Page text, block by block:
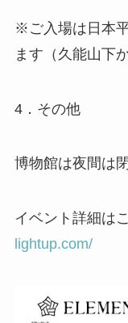
※ご入場は日本
ます（久能山下
4．その他
博物館は夜間は
イベント詳細は
lightup.com/